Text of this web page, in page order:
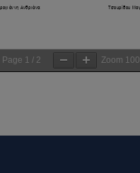
Page 1 / 2 Zoom